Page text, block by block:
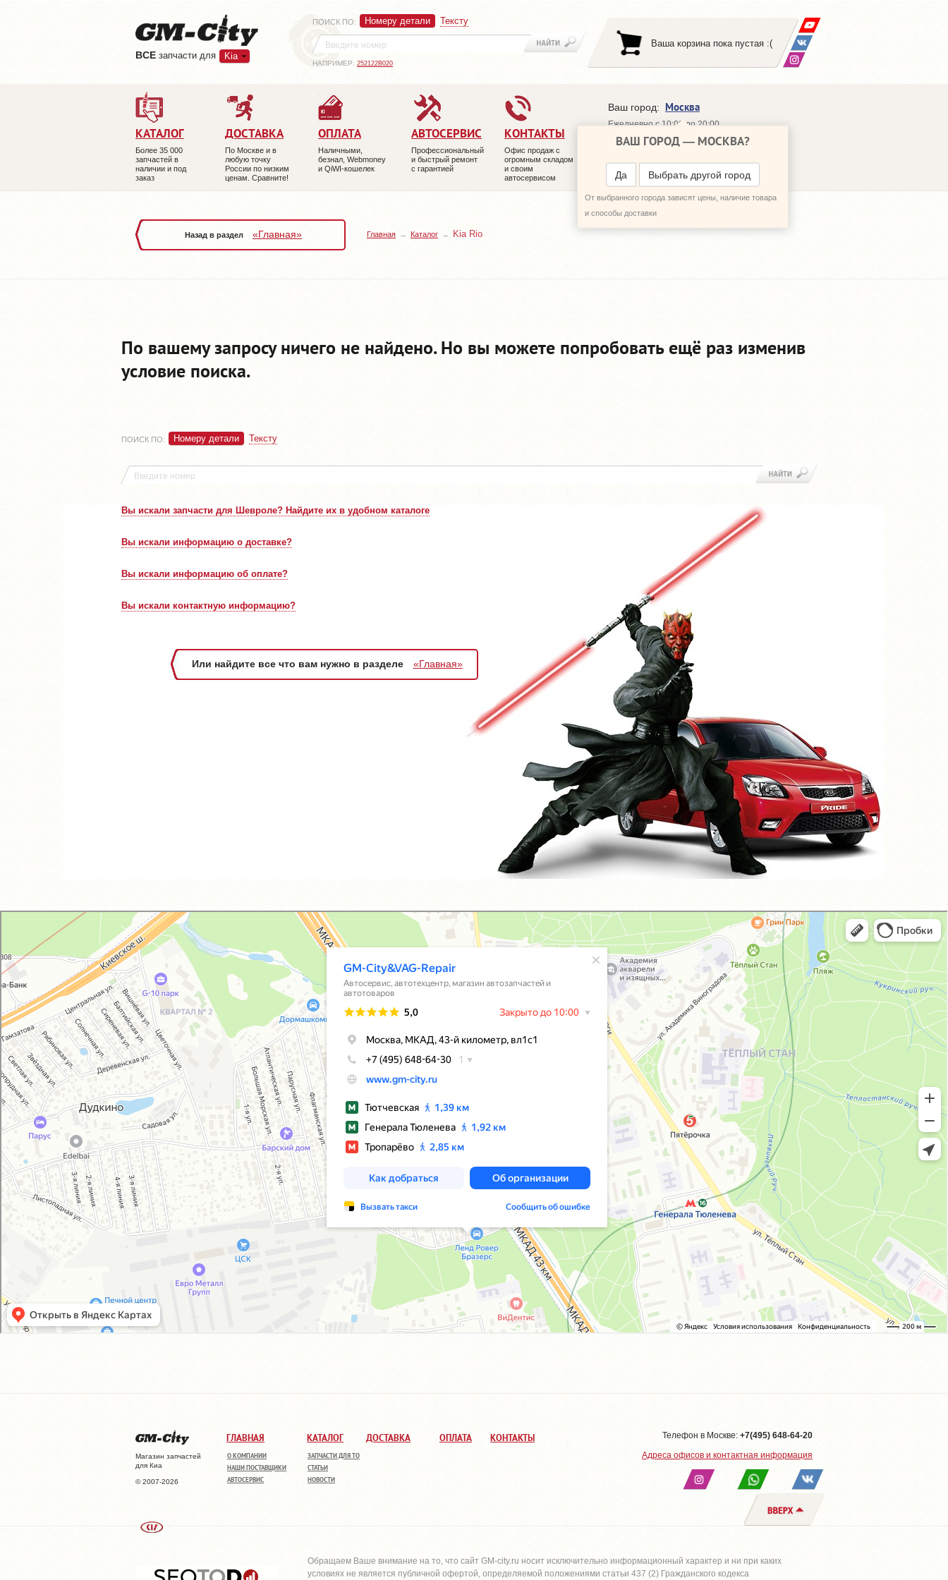
ВCE запчасти для Kia
ПОИСК ПО: Номеру детали Тексту
НАПРИМЕР: 252122B020
Ваша корзина пока пустая :(
КАТАЛОГ
Более 35 000
запчастей в
наличии и под
заказ
ДОСТАВКА
По Москве и в
любую точку
России по низким
ценам. Сравните!
ОПЛАТА
Наличными,
безнал, Webmoney
и QiWI-кошелек
АВТОСЕРВИС
Профессиональный
и быстрый ремонт
с гарантией
КОНТАКТЫ
Офис продаж с
огромным складом
и своим
автосервисом
Ваш город: Москва
ВАШ ГОРОД — МОСКВА?
Да Выбрать другой город
От выбранного города зависят цены, наличие товара
и способы доставки
Ежедневно с 10:00 до 20:00
+7 (495) 648-64-30
ПЕРЕЗВОНИТЬ МНЕ
Назад в раздел «Главная» Главная Каталог Kia Rio
По вашему запросу ничего не найдено. Но вы можете попробовать ещё раз изменив
условие поиска.
ПОИСК ПО: Номеру детали Тексту
Вы искали запчасти для Шевроле? Найдите их в удобном каталоге
Вы искали информацию о доставке?
Вы искали информацию об оплате?
Вы искали контактную информацию?
Или найдите все что вам нужно в разделе «Главная»
GM-City&VAG-Repair
Автосервис, автотехцентр в Москве
Магазин автозапчастей и автотоваров в Москве
Магазин запчастей
для Киа
© 2007-2026
ГЛАВНАЯ
О КОМПАНИИ
НАШИ ПОСТАВЩИКИ
АВТОСЕРВИС
КАТАЛОГ
ЗАПЧАСТИ ДЛЯ ТО
СТАТЬИ
НОВОСТИ
ДОСТАВКА ОПЛАТА КОНТАКТЫ Телефон в Москве: +7(495) 648-64-20
Адреса офисов и контактная информация
Обращаем Ваше внимание на то, что сайт GM-city.ru носит исключительно информационный характер и ни при каких
условиях не является публичной офертой, определяемой положениями статьи 437 (2) Гражданского кодекса